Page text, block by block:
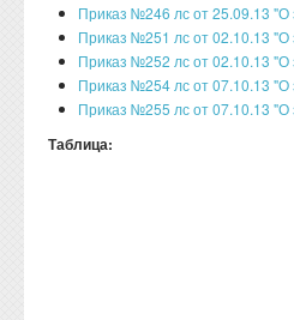
Приказ №246 лс от 25.09.13 "О
Приказ №251 лс от 02.10.13 "О
Приказ №252 лс от 02.10.13 "О
Приказ №254 лс от 07.10.13 "О
Приказ №255 лс от 07.10.13 "О
Таблица: